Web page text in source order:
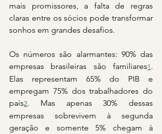
mais promissores, a falta de regras
claras entre os sócios pode transformar
sonhos em grandes desafios.
Os números são alarmantes: 90% das
empresas brasileiras são familiares1 .
Elas representam 65% do PIB e
empregam 75% dos trabalhadores do
país2. Mas apenas 30% dessas
empresas sobrevivem à segunda
geração e somente 5% chegam à